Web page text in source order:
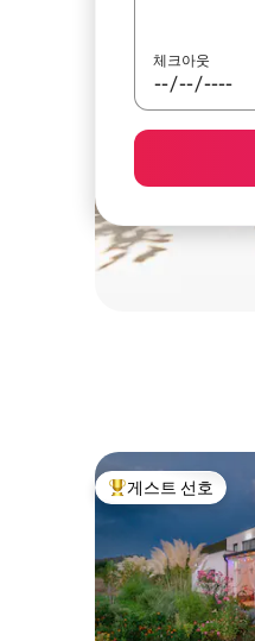
체크아웃
상위 게스트 선호
게스트 선호